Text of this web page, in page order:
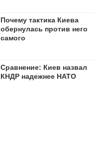
Почему тактика Киева
обернулась против него
самого
Сравнение: Киев назвал
КНДР надежнее НАТО